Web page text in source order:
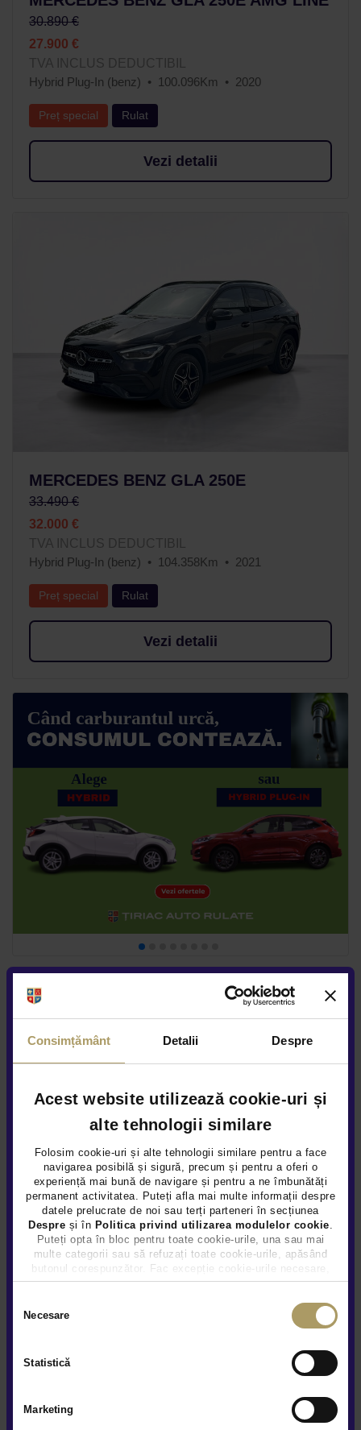
Consimțământ Detalii Despre
Acest website utilizează cookie-uri și
alte tehnologii similare
Folosim cookie-uri și alte tehnologii similare pentru a face
navigarea posibilă și sigură, precum și pentru a oferi o
experiență mai bună de navigare și pentru a ne îmbunătăți
permanent activitatea. Puteți afla mai multe informații despre
datele prelucrate de noi sau terți parteneri în secțiunea
Despre și în Politica privind utilizarea modulelor cookie
Puteți opta în bloc pentru toate cookie-urile, una sau mai
multe categorii sau să refuzați toate cookie-urile, apăsând
butonul corespunzător. Fac excepție cookie-urile necesare,
care sunt activate automat, conform legislației în vigoare.
Necesare
Statistică
Marketing
30.890 €
27.900 €
TVA INCLUS DEDUCTIBIL
Hybrid Plug-In (benz)
100.096Km 2020
Preț special Rulat
Vezi detalii
MERCEDES BENZ GLA 250E
33.490 €
32.000 €
TVA INCLUS DEDUCTIBIL
Hybrid Plug-In (benz)
104.358Km 2021
Preț special Rulat
Vezi detalii
MERCEDES BENZ GLA 250E
46.900 €
45.500 €
Hybrid Plug-In (benz)